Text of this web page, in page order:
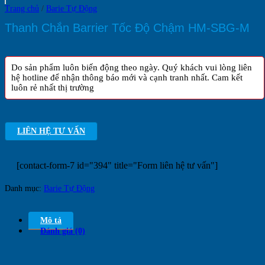
Trang chủ / Barie Tự Động
Thanh Chắn Barrier Tốc Độ Chậm HM-SBG-M
Do sản phẩm luôn biến động theo ngày. Quý khách vui lòng liên
hệ hotline để nhận thông báo mới và cạnh tranh nhất. Cam kết
luôn rẻ nhất thị trường
LIÊN HỆ TƯ VẤN
[contact-form-7 id="394" title="Form liên hệ tư vấn"]
Danh mục: Barie Tự Động
Mô tả
Đánh giá (0)